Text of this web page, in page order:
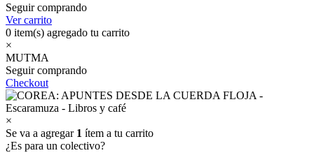
Seguir comprando
Ver carrito
0 item(s) agregado tu carrito
×
MUTMA
Seguir comprando
Checkout
×
Se va a agregar 1 ítem a tu carrito
¿Es para un colectivo?